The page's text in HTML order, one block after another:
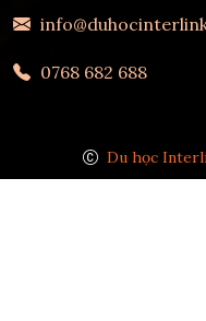
0768 682 688
Du học